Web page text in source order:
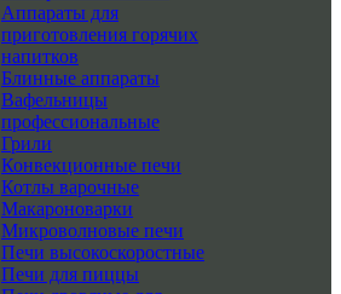
Аппараты для
приготовления горячих
напитков
Блинные аппараты
Вафельницы
профессиональные
Грили
Конвекционные печи
Котлы варочные
Макароноварки
Микроволновые печи
Печи высокоскоростные
Печи для пиццы